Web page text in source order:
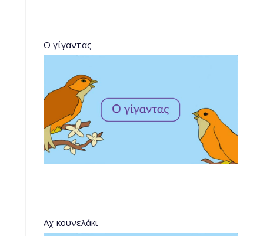
Ο γίγαντας
Αχ κουνελάκι